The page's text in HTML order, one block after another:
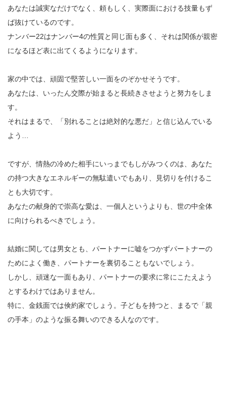
あなたは誠実なだけでなく、頼もしく、実際面における技量もず
ば抜けているのです。
ナンバー22はナンバー4の性質と同じ面も多く、それは関係が親密
になるほど表に出てくるようになります。
家の中では、頑固で堅苦しい一面をのぞかせそうです。
あなたは、いったん交際が始まると長続きさせようと努力をしま
す。
それはまるで、「別れることは絶対的な悪だ」と信じ込んでいる
よう…
ですが、情熱の冷めた相手にいっまでもしがみつくのは、あなた
の持つ大きなエネルギーの無駄遣いでもあり、見切りを付けるこ
とも大切です。
あなたの献身的で崇高な愛は、一個人というよりも、世の中全体
に向けられるべきでしょう。
結婚に関しては男女とも、パートナーに嘘をつかずパートナーの
ためによく働き、パートナーを裏切ることもないでしょう。
しかし、頑迷な一面もあり、パートナーの要求に常にこたえよう
とするわけではありません。
特に、金銭面では倹約家でしょう。子どもを持つと、まるで「親
の手本」のような振る舞いのできる人なのです。